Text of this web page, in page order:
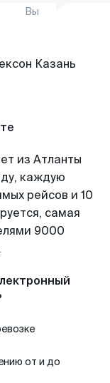
Вы
из Атланты
каждую
рейсов и 10
самая
9000
от и до